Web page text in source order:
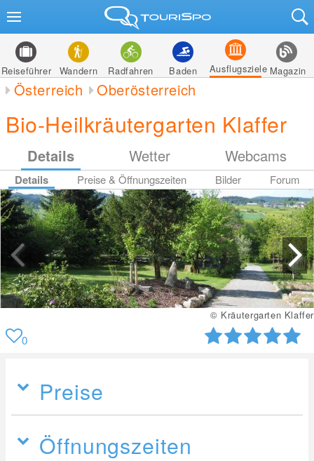
Reiseführer Wandern Radfahren Baden Ausflugsziele Magazin
Österreich Oberösterreich
Bio-Heilkräutergarten Klaffer
Details Wetter Webcams
Details Preise & Öffnungszeiten Bilder Forum
© Kräutergarten Klaffer
0
Preise
Öffnungszeiten